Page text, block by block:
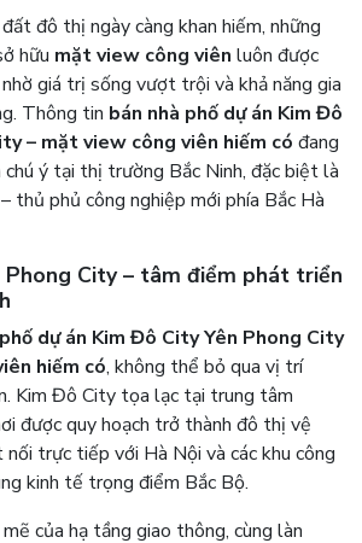
đô thị ngày càng khan hiếm, những
hữu mặt view công viên luôn được
giá trị sống vượt trội và khả năng gia
Thông tin bán nhà phố dự án Kim Đô
– mặt view công viên hiếm có đang
ý tại thị trường Bắc Ninh, đặc biệt là
thủ phủ công nghiệp mới phía Bắc Hà
Phong City – tâm điểm phát triển
dự án Kim Đô City Yên Phong City
hiếm có, không thể bỏ qua vị trí
Kim Đô City tọa lạc tại trung tâm
được quy hoạch trở thành đô thị vệ
trực tiếp với Hà Nội và các khu công
kinh tế trọng điểm Bắc Bộ.
của hạ tầng giao thông, cùng làn